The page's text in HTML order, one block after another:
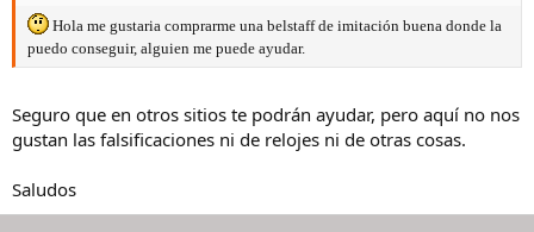
Hola me gustaria comprarme una belstaff de imitación buena donde la
puedo conseguir, alguien me puede ayudar.
Seguro que en otros sitios te podrán ayudar, pero aquí no nos
gustan las falsificaciones ni de relojes ni de otras cosas.
Saludos